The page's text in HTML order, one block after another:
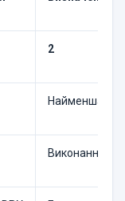
2
Найменша
Виконання